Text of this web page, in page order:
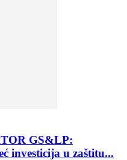
GS&LP:
investicija u zaštitu...